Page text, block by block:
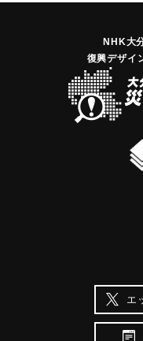
NHK大
復興デザイ
エ